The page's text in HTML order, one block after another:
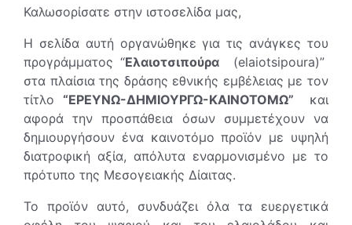
Καλωσορίσατε στην ιστοσελίδα μας,
Η σελίδα αυτή οργανώθηκε για τις ανάγκες του
προγράμματος “Ελαιοτσιπούρα (elaiotsipoura)”
στα πλαίσια της δράσης εθνικής εμβέλειας με τον
τίτλο “ΕΡΕΥΝΩ-ΔΗΜΙΟΥΡΓΩ-ΚΑΙΝΟΤΟΜΩ”
και
αφορά την προσπάθεια όσων συμμετέχουν να
δημιουργήσουν ένα καινοτόμο προϊόν με υψηλή
διατροφική αξία, απόλυτα εναρμονισμένο με το
πρότυπο της Μεσογειακής Δίαιτας.
Το προϊόν αυτό, συνδυάζει όλα τα ευεργετικά